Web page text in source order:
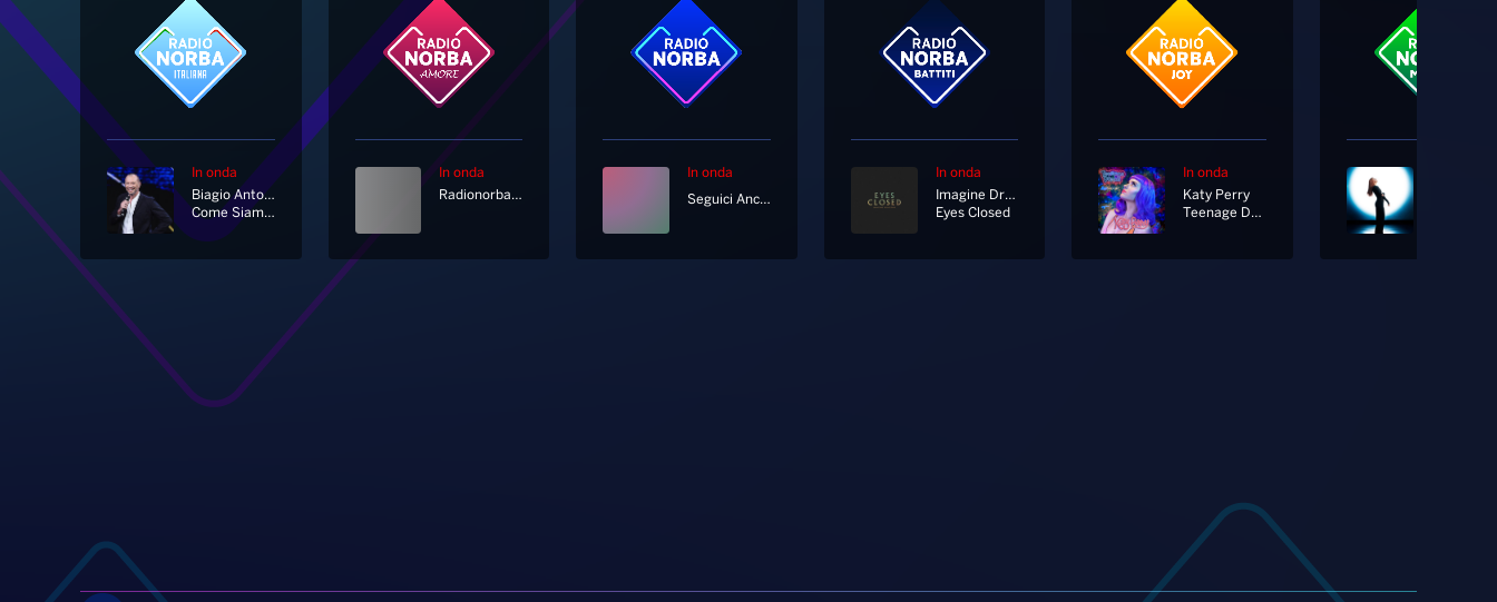
In onda
Biagio Antonacci
Come Siamo Tanti Al Mondo
In onda
Radionorba News
In onda
Seguici Anche In Diretta Tv Al Canale 11 E 730 Di Sky
In onda
Imagine Dragons
Eyes Closed
In onda
Katy Perry
Teenage Dream